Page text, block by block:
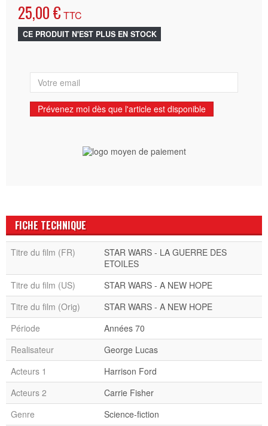
25,00 € TTC
CE PRODUIT N'EST PLUS EN STOCK
Prévenez moi dès que l'article est disponible
FICHE TECHNIQUE
Titre du film (FR)
STAR WARS - LA GUERRE DES
ETOILES
Titre du film (US)
STAR WARS - A NEW HOPE
Titre du film (Orig)
STAR WARS - A NEW HOPE
Période
Années 70
Realisateur
George Lucas
Acteurs 1
Harrison Ford
Acteurs 2
Carrie Fisher
Genre
Science-fiction